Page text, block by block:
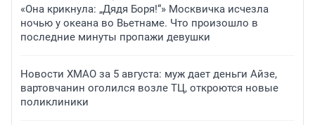
«Она крикнула: „Дядя Боря!“» Москвичка исчезла
ночью у океана во Вьетнаме. Что произошло в
последние минуты пропажи девушки
Новости ХМАО за 5 августа: муж дает деньги Айзе,
вартовчанин оголился возле ТЦ, откроются новые
поликлиники